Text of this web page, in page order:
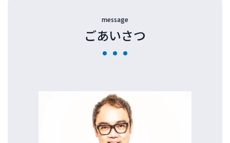
message
ごあいさつ